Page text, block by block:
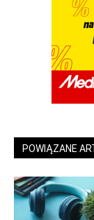
POWIĄZANE